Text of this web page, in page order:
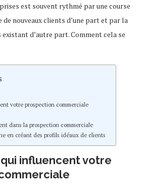
est souvent rythmé par une course
de nouveaux clients d’une part et par la
d’autre part. Comment cela se
votre prospection commerciale
dans la prospection commerciale
en créant des profils idéaux de clients
influencent votre